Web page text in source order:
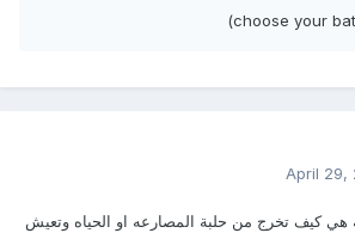
April 29,
هي كيف تخرج من حلبة المصارعه او الحياه وتعيش